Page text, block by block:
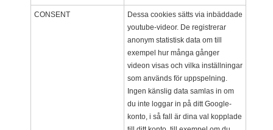
CONSENT
Dessa cookies sätts via inbäddade
youtube-videor. De registrerar
anonym statistisk data om till
exempel hur många gånger
videon visas och vilka inställningar
som används för uppspelning.
Ingen känslig data samlas in om
du inte loggar in på ditt Google-
konto, i så fall är dina val kopplade